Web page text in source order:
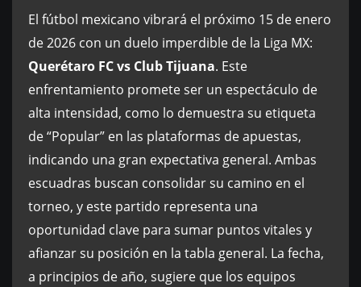
El fútbol mexicano vibrará el próximo 15 de enero
de 2026 con un duelo imperdible de la Liga MX:
Querétaro FC vs Club Tijuana. Este
enfrentamiento promete ser un espectáculo de
alta intensidad, como lo demuestra su etiqueta
de “Popular” en las plataformas de apuestas,
indicando una gran expectativa general. Ambas
escuadras buscan consolidar su camino en el
torneo, y este partido representa una
oportunidad clave para sumar puntos vitales y
afianzar su posición en la tabla general. La fecha,
a principios de año, sugiere que los equipos